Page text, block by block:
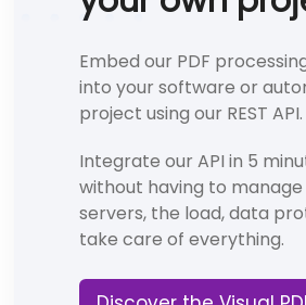
Embed our PDF
into your software or
project using our REST API.
Integrate our API in 5
without having to
servers, the load, data
take care of everything.